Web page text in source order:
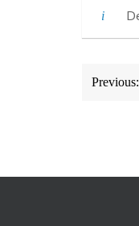
Previous: